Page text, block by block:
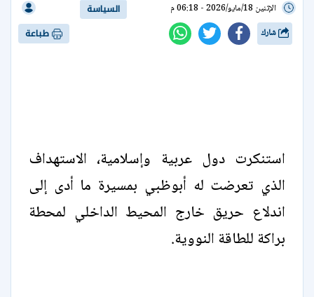
الإثنين 18/مايو/2026 - 06:18 م السياسة
طباعة
استنكرت دول عربية وإسلامية، الاستهداف
الذي تعرضت له أبوظبي بمسيرة ما أدى إلى
اندلاع حريق خارج المحيط الداخلي لمحطة
براكة للطاقة النووية.